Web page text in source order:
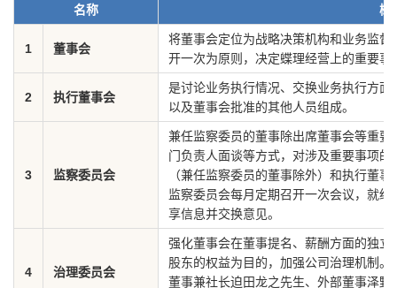
名称 概
1 董事会
将董事会定位为战略决策机构和业务监
开一次为原则，决定蝶理经营上的重要
2 执行董事会
是讨论业务执行情况、交换业务执行方
以及董事会批准的其他人员组成。
3 监察委员会
兼任监察委员的董事除出席董事会等重
门负责人面谈等方式，对涉及重要事项
（兼任监察委员的董事除外）和执行董
监察委员会每月定期召开一次会议，就
享信息并交换意见。
4 治理委员会
强化董事会在董事提名、薪酬方面的独
股东的权益为目的，加强公司治理机制
董事兼社长迫田龙之先生、外部董事泽